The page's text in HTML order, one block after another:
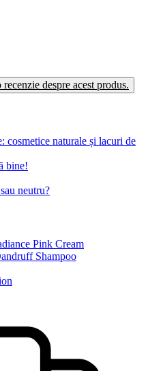
despre acest produs.
cosmetice naturale și lacuri de
bine!
neutru?
Pink Cream
Shampoo